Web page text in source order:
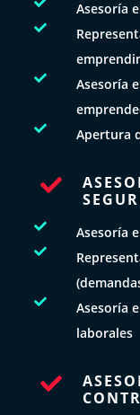
 Asesoría


Asesoría
 Apertura

 Asesoría


Asesoría
laborales
